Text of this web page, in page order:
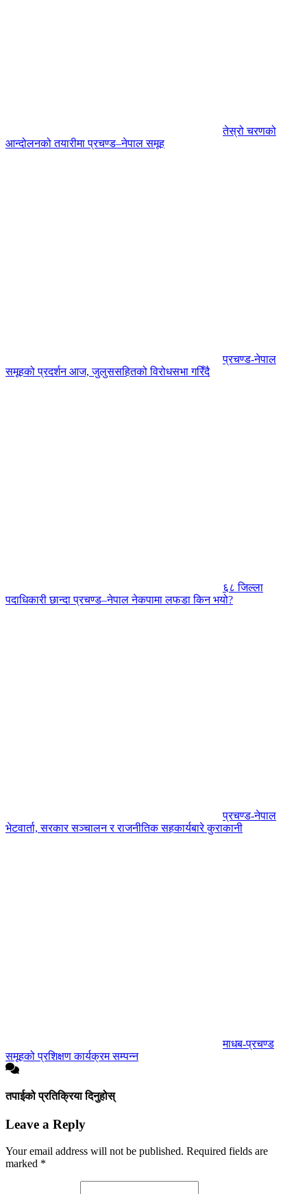
तेस्रो चरणको
आन्दोलनको तयारीमा प्रचण्ड–नेपाल समूह
प्रचण्ड-नेपाल
समूहको प्रदर्शन आज, जुलुससहितको विरोधसभा गरिँदै
६८ जिल्ला
पदाधिकारी छान्दा प्रचण्ड–नेपाल नेकपामा लफडा किन भयो?
प्रचण्ड-नेपाल
भेटवार्ता, सरकार सञ्चालन र राजनीतिक सहकार्यबारे कुराकानी
माधब-प्रचण्ड
समूहको प्रशिक्षण कार्यक्रम सम्पन्न
तपाईको प्रतिक्रिया दिनुहोस्
Leave a Reply
Your email address will not be published. Required fields are
marked *